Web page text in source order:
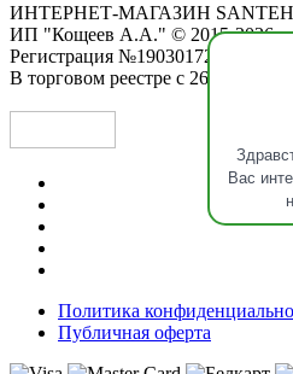
Вас
ИНТЕРНЕТ-МАГАЗИН
ИП "Кощеев А.А." © 2015-2026
Регистрация №190301725 от
В торговом реестре с 26.11.2019
Политика
Публичная оферта